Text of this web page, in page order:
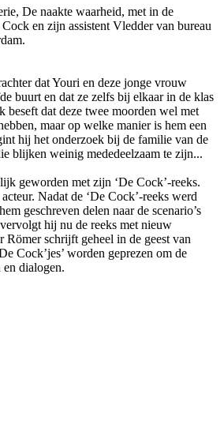
De naakte waarheid, met in de
en zijn assistent Vledder van bureau
dat Youri en deze jonge vrouw
buurt en dat ze zelfs bij elkaar in de klas
beseft dat deze twee moorden wel met
maar op welke manier is hem een
hij het onderzoek bij de familie van de
blijken weinig mededeelzaam te zijn...
geworden met zijn ‘De Cock’-reeks.
Nadat de ‘De Cock’-reeks werd
geschreven delen naar de scenario’s
hij nu de reeks met nieuw
Römer schrijft geheel in de geest van
Cock’jes’ worden geprezen om de
dialogen.